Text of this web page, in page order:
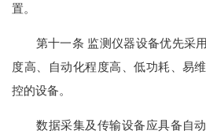
置。
第十一条 监测仪器设备优先采用
度高、自动化程度高、低功耗、易
控的设备。
数据采集及传输设备应具备自动